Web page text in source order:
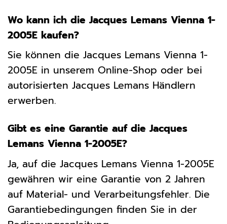
Wo kann ich die Jacques Lemans Vienna 1-
2005E kaufen?
Sie können die Jacques Lemans Vienna 1-
2005E in unserem Online-Shop oder bei
autorisierten Jacques Lemans Händlern
erwerben.
Gibt es eine Garantie auf die Jacques
Lemans Vienna 1-2005E?
Ja, auf die Jacques Lemans Vienna 1-2005E
gewähren wir eine Garantie von 2 Jahren
auf Material- und Verarbeitungsfehler. Die
Garantiebedingungen finden Sie in der